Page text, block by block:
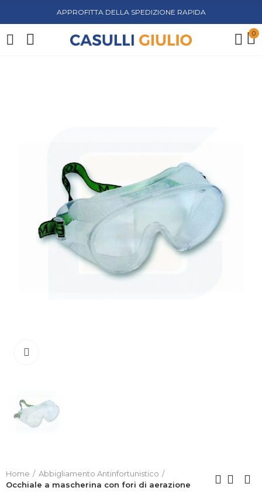
APPROFITTA DELLA SPEDIZIONE RAPIDA
0
Home
Abbigliamento Antinfortunistico
Occhiale a mascherina con fori di aerazione